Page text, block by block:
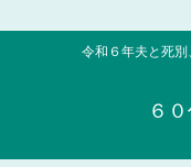
令和６年夫と死別
６